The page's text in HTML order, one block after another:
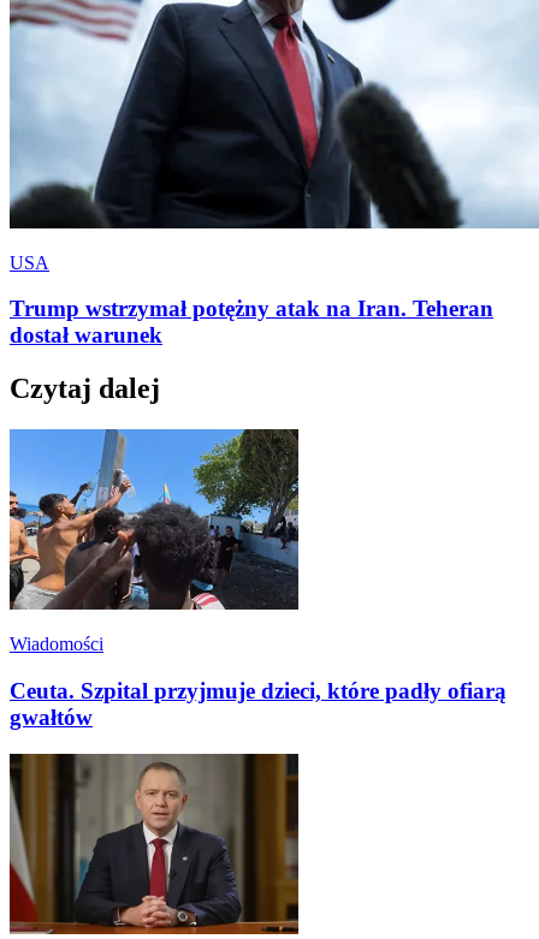
USA
Trump wstrzymał potężny atak na Iran. Teheran
dostał warunek
Czytaj dalej
Wiadomości
Ceuta. Szpital przyjmuje dzieci, które padły ofiarą
gwałtów